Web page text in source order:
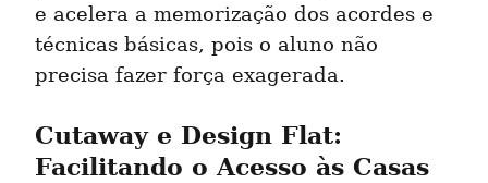
e acelera a memorização dos acordes e
técnicas básicas, pois o aluno não
precisa fazer força exagerada.
Cutaway e Design Flat:
Facilitando o Acesso às Casas